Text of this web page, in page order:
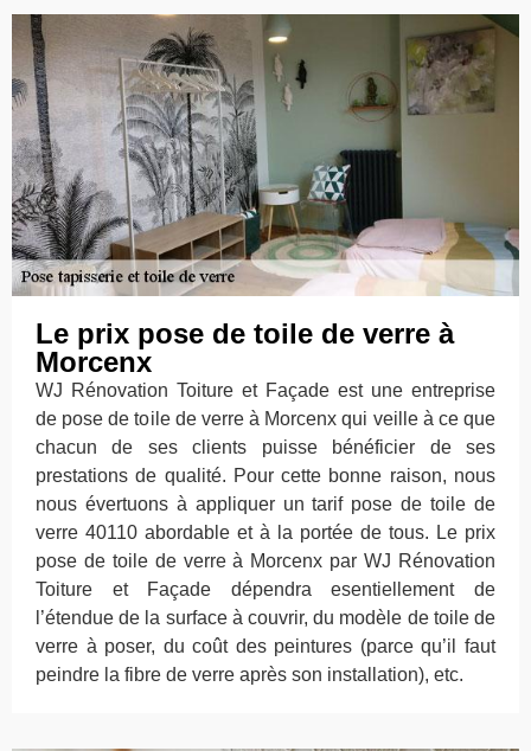
Le prix pose de toile de verre à
Morcenx
WJ Rénovation Toiture et Façade est une entreprise
de pose de toile de verre à Morcenx qui veille à ce que
chacun de ses clients puisse bénéficier de ses
prestations de qualité. Pour cette bonne raison, nous
nous évertuons à appliquer un tarif pose de toile de
verre 40110 abordable et à la portée de tous. Le prix
pose de toile de verre à Morcenx par WJ Rénovation
Toiture et Façade dépendra esentiellement de
l’étendue de la surface à couvrir, du modèle de toile de
verre à poser, du coût des peintures (parce qu’il faut
peindre la fibre de verre après son installation), etc.